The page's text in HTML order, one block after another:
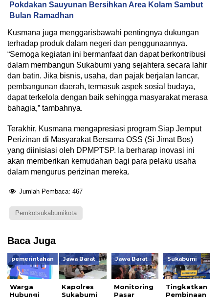
Pokdakan Sauyunan Bersihkan Area Kolam Sambut
Bulan Ramadhan
Kusmana juga menggarisbawahi pentingnya dukungan
terhadap produk dalam negeri dan penggunaannya.
“Semoga kegiatan ini bermanfaat dan dapat berkontribusi
dalam membangun Sukabumi yang sejahtera secara lahir
dan batin. Jika bisnis, usaha, dan pajak berjalan lancar,
pembangunan daerah, termasuk aspek sosial budaya,
dapat terkelola dengan baik sehingga masyarakat merasa
bahagia,” tambahnya.
Terakhir, Kusmana mengapresiasi program Siap Jemput
Perizinan di Masyarakat Bersama OSS (Si Jimat Bos)
yang diinisiasi oleh DPMPTSP. Ia berharap inovasi ini
akan memberikan kemudahan bagi para pelaku usaha
dalam mengurus perizinan mereka.
Jumlah Pembaca: 467
Pemkotsukabumikota
Baca Juga
pemerintahan
Warga
Hubungi
Jawa Barat
Kapolres
Sukabumi
Jawa Barat
Monitoring
Pasar
Sukabumi
Tingkatkan
Pembinaan